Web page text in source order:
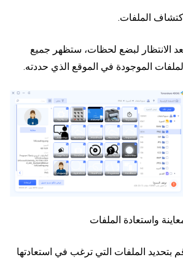
الملفات.
الانتظار لبضع لحظات، ستظهر جميع
الموجودة في الموقع الذي حددته.
واستعادة الملفات
بتحديد الملفات التي ترغب في استعادتها